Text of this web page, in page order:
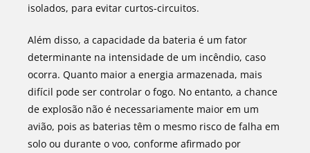
isolados, para evitar curtos-circuitos.
Além disso, a capacidade da bateria é um fator
determinante na intensidade de um incêndio, caso
ocorra. Quanto maior a energia armazenada, mais
difícil pode ser controlar o fogo. No entanto, a chance
de explosão não é necessariamente maior em um
avião, pois as baterias têm o mesmo risco de falha em
solo ou durante o voo, conforme afirmado por